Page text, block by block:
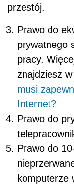
przestój.
Prawo do
prywatnego
pracy.
znajdziesz
musi
Internet?
Prawo do
Prawo do
komputerze